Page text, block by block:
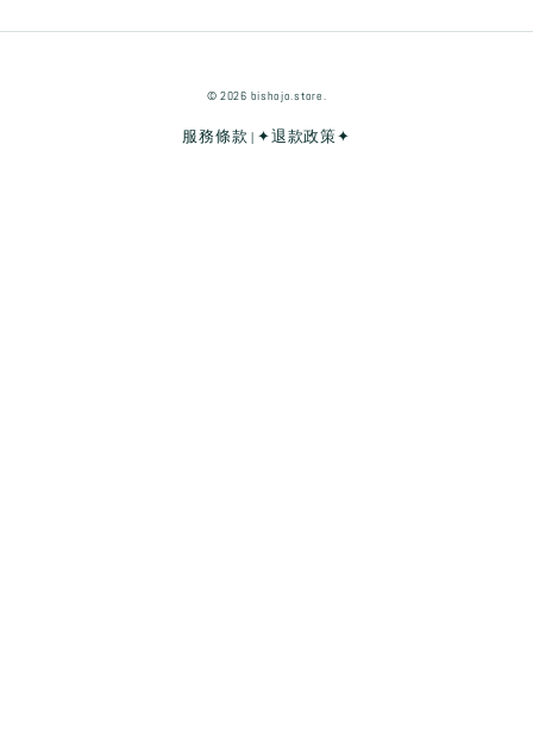
© 2026 bishojo.store.
服務條款 | ✦退款政策✦